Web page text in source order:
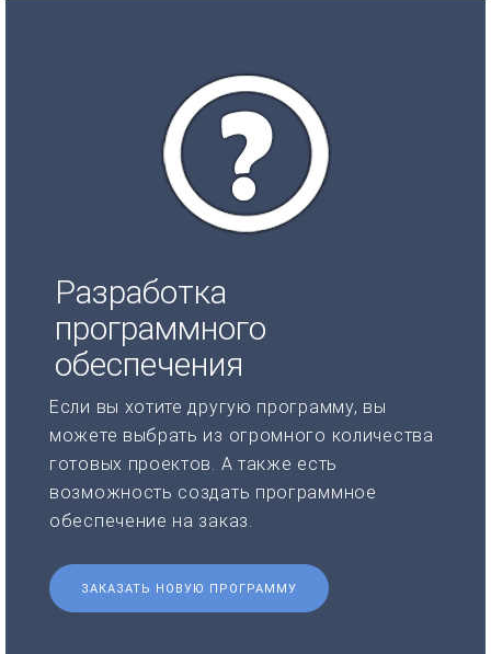
Разработка
программного
обеспечения
Если вы хотите другую программу, вы
можете выбрать из огромного количества
готовых проектов. А также есть
возможность создать программное
обеспечение на заказ.
ЗАКАЗАТЬ НОВУЮ ПРОГРАММУ